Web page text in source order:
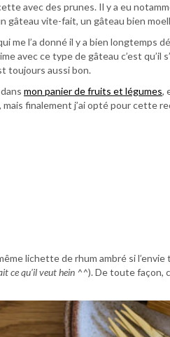
avec des prunes. Il y a eu
gâteau vite-fait, un gâteau bien
me l’a donné il y a bien longtemps
avec ce type de gâteau c’est
toujours aussi bon.
mon panier de fruits et légumes,
, mais finalement j’ai opté pour cette
lichette de rhum ambré si
ce qu’il veut hein ^^). De toute façon,